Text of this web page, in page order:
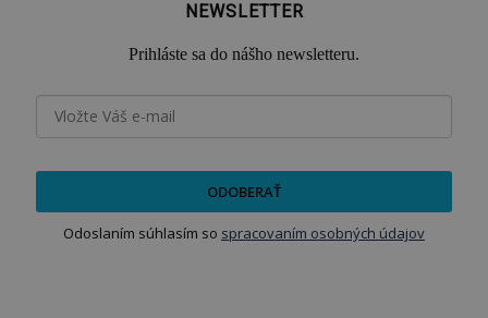
NEWSLETTER
Prihláste sa do nášho newsletteru.
ODOBERAŤ
Odoslaním súhlasím so spracovaním osobných údajov